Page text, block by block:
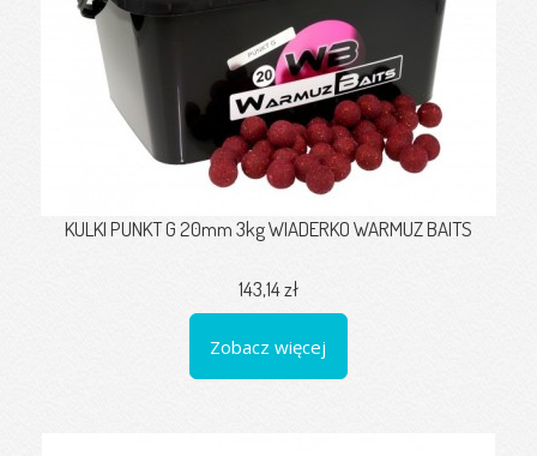
KULKI PUNKT G 20mm 3kg WIADERKO WARMUZ BAITS
143,14 zł
Zobacz więcej